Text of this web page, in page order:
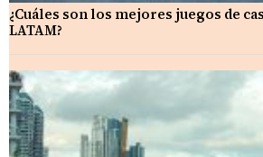
¿Cuáles son los mejores juegos de
LATAM?